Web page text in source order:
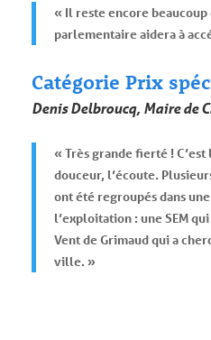
« Il reste encore
parlementaire aidera à
Catégorie Prix
Denis Delbroucq, Maire de
« Très grande fierté !
douceur, l’écoute.
ont été regroupés dans
l’exploitation : une SEM
Vent de Grimaud qui a
ville. »